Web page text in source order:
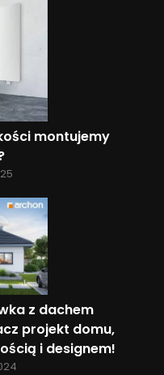
montujemy
z dachem
projekt domu,
i designem!